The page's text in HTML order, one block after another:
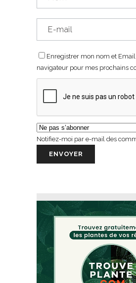
Enregistrer mon nom et
navigateur pour mes prochains
Notifiez-moi par e-mail des